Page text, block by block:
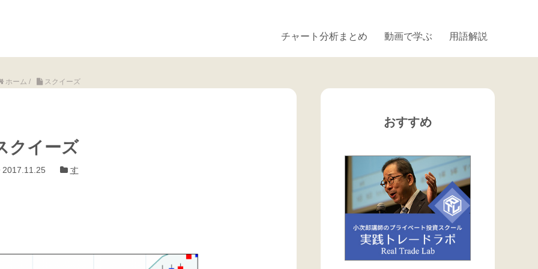
チャート分析まとめ 動画で学ぶ 用語解説
ホーム / スクイーズ
クイーズ
2017.11.25 す
おすすめ